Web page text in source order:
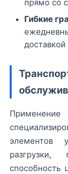
прямо со
Гибкие
элементов
способность